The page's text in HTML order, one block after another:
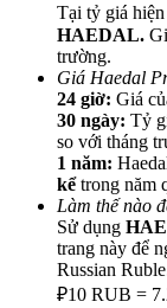
BTC
Deposit &
Tại tỷ giá hiện
HAEDAL.
trường.
Giá Haedal
24 giờ: Giá
30 ngày: Tỷ
so với tháng
1 năm:
kểtrong năm
Làm thế nào
Sử dụng
trang này để
Russian
₽10 RUB =